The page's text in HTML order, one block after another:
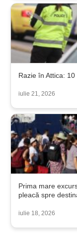
Razie în Attica:
iulie 21, 2026
Prima mare
pleacă spre
iulie 18, 2026